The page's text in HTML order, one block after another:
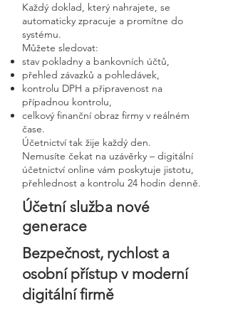
Každý doklad, který nahrajete, se
automaticky zpracuje a promítne do
systému.
Můžete sledovat:
stav pokladny a bankovních účtů,
přehled závazků a pohledávek,
kontrolu DPH a připravenost na
případnou kontrolu,
celkový finanční obraz firmy v reálném
čase.
Účetnictví tak žije každý den.
Nemusíte čekat na uzávěrky – digitální
účetnictví online vám poskytuje jistotu,
přehlednost a kontrolu 24 hodin denně.
Účetní služba nové
generace
Bezpečnost, rychlost a
osobní přístup v moderní
digitální firmě